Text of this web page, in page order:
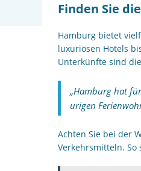
Finden Sie
Hamburg bietet
luxuriösen Hotels
Unterkünfte sind
„Hamburg hat
urigen
Achten Sie bei der
Verkehrsmitteln.